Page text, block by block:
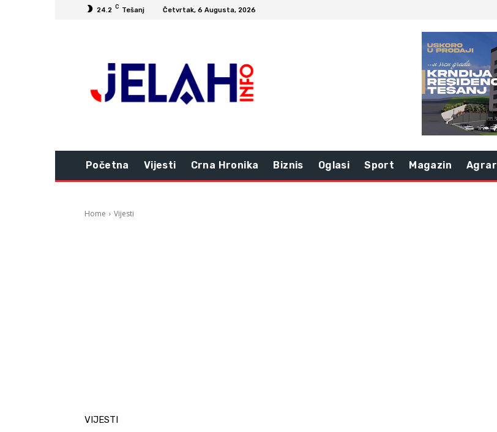
24.2 C Tešanj Četvrtak, 6 Augusta, 2026
Početna Vijesti Crna Hronika Biznis Oglasi Sport Magazin Agrar
Home Vijesti
VIJESTI